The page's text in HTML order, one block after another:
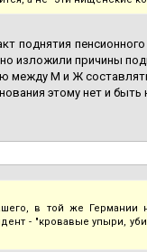
поднятия
изложили причины
между М и Ж
этому нет и
в той же Германии
- "кровавые упыри,